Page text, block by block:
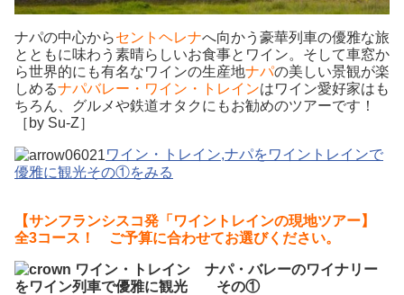
ナパの中心からセントヘレナへ向かう豪華列車の優雅な旅
とともに味わう素晴らしいお食事とワイン。そして車窓か
ら世界的にも有名なワインの生産地ナパの美しい景観が楽
しめるナパバレー・ワイン・トレインはワイン愛好家はも
ちろん、グルメや鉄道オタクにもお勧めのツアーです！
［by Su-Z］
ワイン・トレイン,ナパをワイントレインで
優雅に観光その①をみる
【サンフランシスコ発「ワイントレインの現地ツアー】
全3コース！ ご予算に合わせてお選びください。